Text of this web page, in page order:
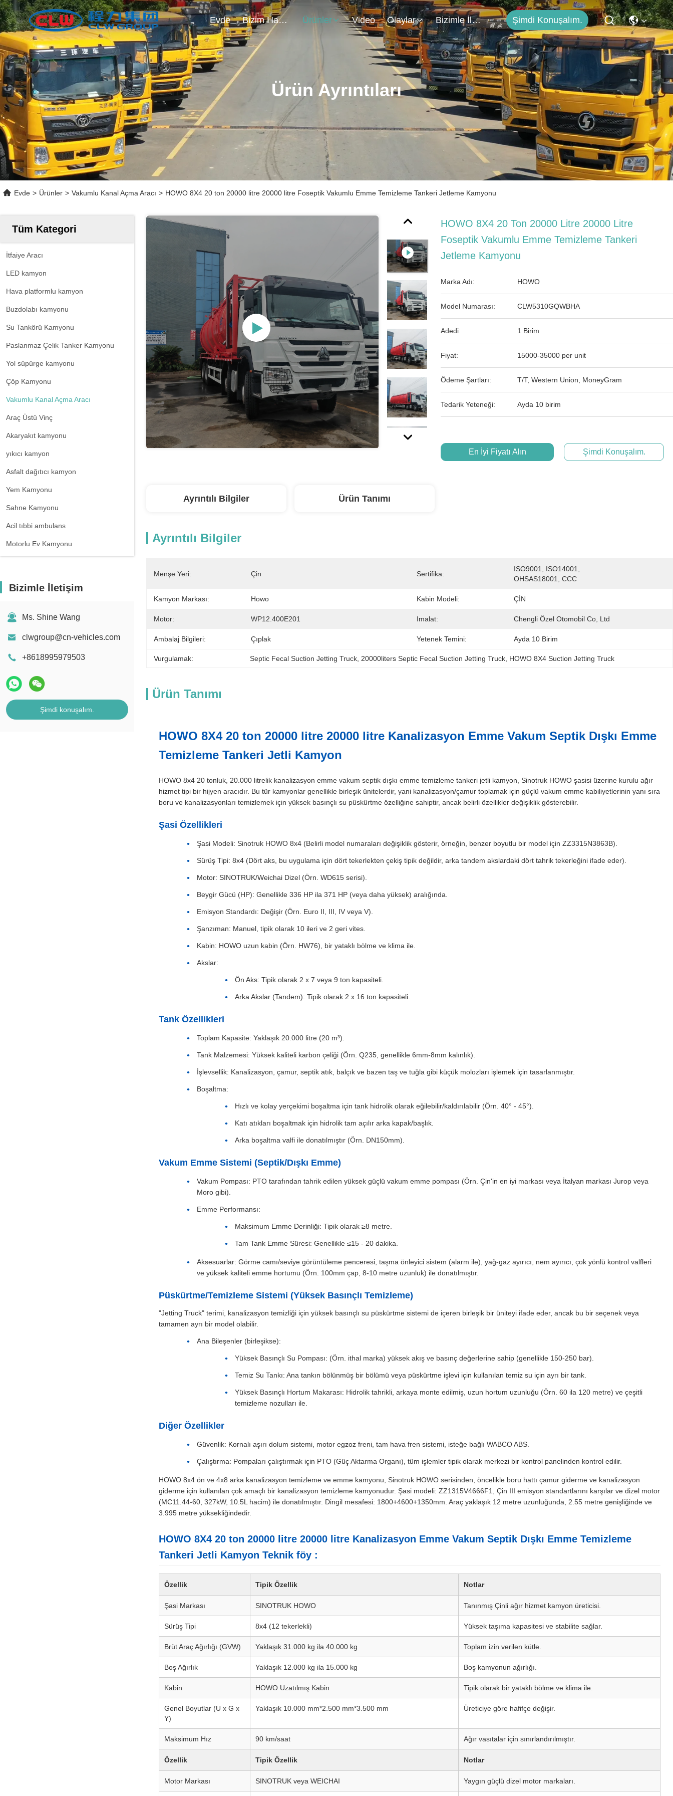
Evde Bizim Hakkımızda Ürünler Video Olaylar Bizimle İletişim Şimdi Konuşalım.
Ürün Ayrıntıları
Evde > Ürünler > Vakumlu Kanal Açma Aracı > HOWO 8X4 20 ton 20000 litre 20000 litre Foseptik Vakumlu Emme Temizleme Tankeri Jetleme Kamyonu
Tüm Kategori
İtfaiye Aracı
LED kamyon
Hava platformlu kamyon
Buzdolabı kamyonu
Su Tankörü Kamyonu
Paslanmaz Çelik Tanker Kamyonu
Yol süpürge kamyonu
Çöp Kamyonu
Vakumlu Kanal Açma Aracı
Araç Üstü Vinç
Akaryakıt kamyonu
yıkıcı kamyon
Asfalt dağıtıcı kamyon
Yem Kamyonu
Sahne Kamyonu
Acil tıbbi ambulans
Motorlu Ev Kamyonu
Bizimle İletişim
Ms. Shine Wang
clwgroup@cn-vehicles.com
+8618995979503
Şimdi konuşalım.
HOWO 8X4 20 Ton 20000 Litre 20000 Litre
Foseptik Vakumlu Emme Temizleme Tankeri
Jetleme Kamyonu
Marka Adı: HOWO
Model Numarası: CLW5310GQWBHA
Adedi: 1 Birim
Fiyat: 15000-35000 per unit
Ödeme Şartları: T/T, Western Union, MoneyGram
Tedarik Yeteneği: Ayda 10 birim
En İyi Fiyatı Alın Şimdi Konuşalım.
Ayrıntılı Bilgiler Ürün Tanımı
Ayrıntılı Bilgiler
Menşe Yeri: Çin Sertifika:
ISO9001, ISO14001,
OHSAS18001, CCC
Kamyon Markası: Howo Kabin Modeli: ÇİN
Motor: WP12.400E201 Imalat: Chengli Özel Otomobil Co, Ltd
Ambalaj Bilgileri: Çıplak Yetenek Temini: Ayda 10 Birim
Vurgulamak: Septic Fecal Suction Jetting Truck 20000liters Septic Fecal Suction Jetting Truck HOWO 8X4 Suction Jetting Truck
Ürün Tanımı
HOWO 8X4 20 ton 20000 litre 20000 litre Kanalizasyon Emme Vakum Septik Dışkı Emme
Temizleme Tankeri Jetli Kamyon
HOWO 8x4 20 tonluk, 20.000 litrelik kanalizasyon emme vakum septik dışkı emme temizleme tankeri jetli kamyon, Sinotruk HOWO şasisi üzerine kurulu ağır
hizmet tipi bir hijyen aracıdır. Bu tür kamyonlar genellikle birleşik ünitelerdir, yani kanalizasyon/çamur toplamak için güçlü vakum emme kabiliyetlerinin yanı sıra
boru ve kanalizasyonları temizlemek için yüksek basınçlı su püskürtme özelliğine sahiptir, ancak belirli özellikler değişiklik gösterebilir.
Şasi Özellikleri
Şasi Modeli: Sinotruk HOWO 8x4 (Belirli model numaraları değişiklik gösterir, örneğin, benzer boyutlu bir model için ZZ3315N3863B).
Sürüş Tipi: 8x4 (Dört aks, bu uygulama için dört tekerlekten çekiş tipik değildir, arka tandem akslardaki dört tahrik tekerleğini ifade eder).
Motor: SINOTRUK/Weichai Dizel (Örn. WD615 serisi).
Beygir Gücü (HP): Genellikle 336 HP ila 371 HP (veya daha yüksek) aralığında.
Emisyon Standardı: Değişir (Örn. Euro II, III, IV veya V).
Şanzıman: Manuel, tipik olarak 10 ileri ve 2 geri vites.
Kabin: HOWO uzun kabin (Örn. HW76), bir yataklı bölme ve klima ile.
Akslar:
Ön Aks: Tipik olarak 2 x 7 veya 9 ton kapasiteli.
Arka Akslar (Tandem): Tipik olarak 2 x 16 ton kapasiteli.
Tank Özellikleri
Toplam Kapasite: Yaklaşık 20.000 litre (20 m³).
Tank Malzemesi: Yüksek kaliteli karbon çeliği (Örn. Q235, genellikle 6mm-8mm kalınlık).
İşlevsellik: Kanalizasyon, çamur, septik atık, balçık ve bazen taş ve tuğla gibi küçük molozları işlemek için tasarlanmıştır.
Boşaltma:
Hızlı ve kolay yerçekimi boşaltma için tank hidrolik olarak eğilebilir/kaldırılabilir (Örn. 40° - 45°).
Katı atıkları boşaltmak için hidrolik tam açılır arka kapak/başlık.
Arka boşaltma valfi ile donatılmıştır (Örn. DN150mm).
Vakum Emme Sistemi (Septik/Dışkı Emme)
Vakum Pompası: PTO tarafından tahrik edilen yüksek güçlü vakum emme pompası (Örn. Çin'in en iyi markası veya İtalyan markası Jurop veya
Moro gibi).
Emme Performansı:
Maksimum Emme Derinliği: Tipik olarak ≥8 metre.
Tam Tank Emme Süresi: Genellikle ≤15 - 20 dakika.
Aksesuarlar: Görme camı/seviye görüntüleme penceresi, taşma önleyici sistem (alarm ile), yağ-gaz ayırıcı, nem ayırıcı, çok yönlü kontrol valfleri
ve yüksek kaliteli emme hortumu (Örn. 100mm çap, 8-10 metre uzunluk) ile donatılmıştır.
Püskürtme/Temizleme Sistemi (Yüksek Basınçlı Temizleme)
"Jetting Truck" terimi, kanalizasyon temizliği için yüksek basınçlı su püskürtme sistemi de içeren birleşik bir üniteyi ifade eder, ancak bu bir seçenek veya
tamamen ayrı bir model olabilir.
Ana Bileşenler (birleşikse):
Yüksek Basınçlı Su Pompası: (Örn. ithal marka) yüksek akış ve basınç değerlerine sahip (genellikle 150-250 bar).
Temiz Su Tankı: Ana tankın bölünmüş bir bölümü veya püskürtme işlevi için kullanılan temiz su için ayrı bir tank.
Yüksek Basınçlı Hortum Makarası: Hidrolik tahrikli, arkaya monte edilmiş, uzun hortum uzunluğu (Örn. 60 ila 120 metre) ve çeşitli
temizleme nozulları ile.
Diğer Özellikler
Güvenlik: Kornalı aşırı dolum sistemi, motor egzoz freni, tam hava fren sistemi, isteğe bağlı WABCO ABS.
Çalıştırma: Pompaları çalıştırmak için PTO (Güç Aktarma Organı), tüm işlemler tipik olarak merkezi bir kontrol panelinden kontrol edilir.
HOWO 8x4 ön ve 4x8 arka kanalizasyon temizleme ve emme kamyonu, Sinotruk HOWO serisinden, öncelikle boru hattı çamur giderme ve kanalizasyon
giderme için kullanılan çok amaçlı bir kanalizasyon temizleme kamyonudur. Şasi modeli: ZZ1315V4666F1, Çin III emisyon standartlarını karşılar ve dizel motor
(MC11.44-60, 327kW, 10.5L hacim) ile donatılmıştır. Dingil mesafesi: 1800+4600+1350mm. Araç yaklaşık 12 metre uzunluğunda, 2.55 metre genişliğinde ve
3.995 metre yüksekliğindedir.
HOWO 8X4 20 ton 20000 litre 20000 litre Kanalizasyon Emme Vakum Septik Dışkı Emme Temizleme
Tankeri Jetli Kamyon Teknik föy :
Özellik Tipik Özellik Notlar
Şasi Markası SINOTRUK HOWO Tanınmış Çinli ağır hizmet kamyon üreticisi.
Sürüş Tipi 8x4 (12 tekerlekli) Yüksek taşıma kapasitesi ve stabilite sağlar.
Brüt Araç Ağırlığı (GVW) Yaklaşık 31.000 kg ila 40.000 kg Toplam izin verilen kütle.
Boş Ağırlık Yaklaşık 12.000 kg ila 15.000 kg Boş kamyonun ağırlığı.
Kabin HOWO Uzatılmış Kabin Tipik olarak bir yataklı bölme ve klima ile.
Genel Boyutlar (U x G x
Y)
Yaklaşık 10.000 mm*2.500 mm*3.500 mm Üreticiye göre hafifçe değişir.
Maksimum Hız 90 km/saat Ağır vasıtalar için sınırlandırılmıştır.
Özellik Tipik Özellik Notlar
Motor Markası SINOTRUK veya WEICHAI Yaygın güçlü dizel motor markaları.